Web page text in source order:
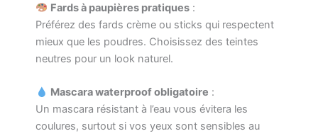
Fards à paupières pratiques:
Préférez des fards crème ou sticks qui respectent
mieux que les poudres. Choisissez des teintes
neutres pour un look naturel.
Mascara waterproof obligatoire :
Un mascara résistant à l’eau vous évitera les
coulures, surtout si vos yeux sont sensibles au